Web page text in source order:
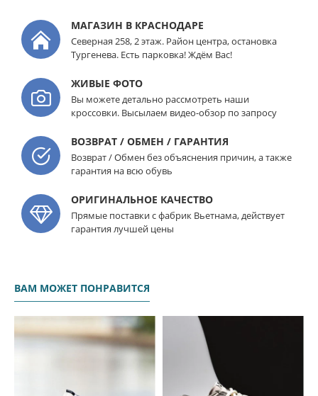
МАГАЗИН В КРАСНОДАРЕ
Северная 258, 2 этаж. Район центра, остановка
Тургенева. Есть парковка! Ждём Вас!
ЖИВЫЕ ФОТО
Вы можете детально рассмотреть наши
кроссовки. Высылаем видео-обзор по запросу
ВОЗВРАТ / ОБМЕН / ГАРАНТИЯ
Возврат / Обмен без объяснения причин, а также
гарантия на всю обувь
ОРИГИНАЛЬНОЕ КАЧЕСТВО
Прямые поставки с фабрик Вьетнама, действует
гарантия лучшей цены
ВАМ МОЖЕТ ПОНРАВИТСЯ